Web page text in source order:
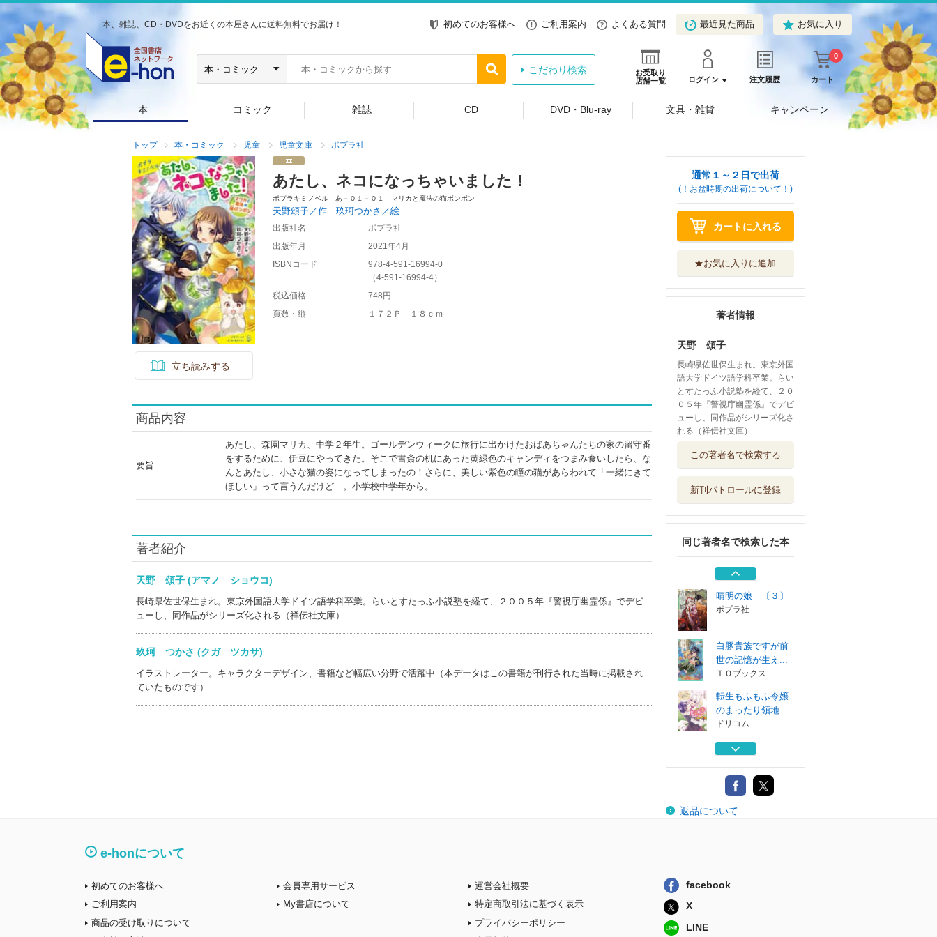
本、雑誌、CD・DVDをお近くの本屋さんに送料無料でお届け！ 初めてのお客様へ ご利用案内 よくある質問 最近見た商品 お気に入り
お受取り
店舗一覧
ログイン 注文履歴 カート
0
こだわり検索
本 コミック 雑誌 CD DVD・Blu-ray 文具・雑貨 キャンペーン
トップ 本・コミック 児童 児童文庫 ポプラ社
立ち読みする
あたし、ネコになっちゃいました！
ポプラキミノベル あ－０１－０１ マリカと魔法の猫ボンボン
天野頌子／作 玖珂つかさ／絵
出版社名
ポプラ社
出版年月
2021年4月
ISBNコード
978-4-591-16994-0
（4-591-16994-4）
税込価格
748円
頁数・縦
１７２Ｐ １８ｃｍ
商品内容
要旨
あたし、森園マリカ、中学２年生。ゴールデンウィークに旅行に出かけたおばあちゃんたちの家の留守番
をするために、伊豆にやってきた。そこで書斎の机にあった黄緑色のキャンディをつまみ食いしたら、な
んとあたし、小さな猫の姿になってしまったの！さらに、美しい紫色の瞳の猫があらわれて「一緒にきて
ほしい」って言うんだけど…。小学校中学年から。
著者紹介
天野 頌子 (アマノ ショウコ)
長崎県佐世保生まれ。東京外国語大学ドイツ語学科卒業。らいとすたっふ小説塾を経て、２００５年『警視庁幽霊係』でデビ
ューし、同作品がシリーズ化される（祥伝社文庫）
玖珂 つかさ (クガ ツカサ)
イラストレーター。キャラクターデザイン、書籍など幅広い分野で活躍中（本データはこの書籍が刊行された当時に掲載され
ていたものです）
通常１～２日で出荷
(！お盆時期の出荷について！)
カートに入れる
★お気に入りに追加
著者情報
天野 頌子
長崎県佐世保生まれ。東京外国
語大学ドイツ語学科卒業。らい
とすたっふ小説塾を経て、２０
０５年『警視庁幽霊係』でデビ
ューし、同作品がシリーズ化さ
れる（祥伝社文庫）
この著者名で検索する
新刊パトロールに登録
同じ著者名で検索した本
のまったり領地...
白豚貴族ですが前
ＴＯブックス
オオカミ神社にお
ねがいっ！ 〔...
小学館
晴明の娘 〔３〕
ポプラ社
白豚貴族ですが前
世の記憶が生え...
ＴＯブックス
転生もふもふ令嬢
のまったり領地...
ドリコム
白豚貴族ですが前
ＴＯブックス
オオカミ神社にお
ねがいっ！ 〔...
返品について
e-honについて
初めてのお客様へ
ご利用案内
商品の受け取りについて
会員専用サービス
My書店について
運営会社概要
特定商取引法に基づく表示
プライバシーポリシー
facebook
X
LINE